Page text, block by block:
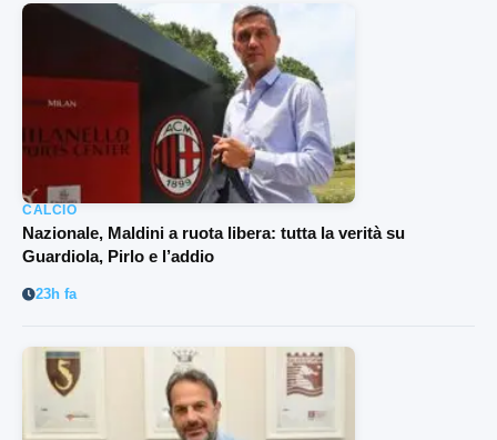
CALCIO
Nazionale, Maldini a ruota libera: tutta la verità su
Guardiola, Pirlo e l’addio
23h fa